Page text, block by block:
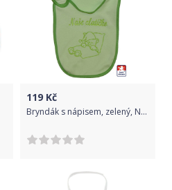
119 Kč
Bryndák s nápisem, zelený, Naše zlatíčko, Dětský svět